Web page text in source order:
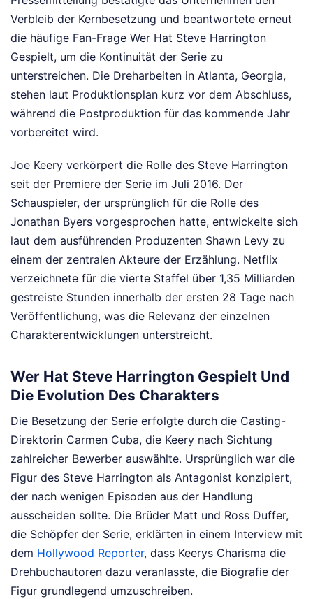
Verbleib der Kernbesetzung und beantwortete erneut
die häufige Fan-Frage Wer Hat Steve Harrington
Gespielt, um die Kontinuität der Serie zu
unterstreichen. Die Dreharbeiten in Atlanta, Georgia,
stehen laut Produktionsplan kurz vor dem Abschluss,
während die Postproduktion für das kommende Jahr
vorbereitet wird.
Joe Keery verkörpert die Rolle des Steve Harrington
seit der Premiere der Serie im Juli 2016. Der
Schauspieler, der ursprünglich für die Rolle des
Jonathan Byers vorgesprochen hatte, entwickelte sich
laut dem ausführenden Produzenten Shawn Levy zu
einem der zentralen Akteure der Erzählung. Netflix
verzeichnete für die vierte Staffel über 1,35 Milliarden
gestreiste Stunden innerhalb der ersten 28 Tage nach
Veröffentlichung, was die Relevanz der einzelnen
Charakterentwicklungen unterstreicht.
Wer Hat Steve Harrington Gespielt Und
Die Evolution Des Charakters
Die Besetzung der Serie erfolgte durch die Casting-
Direktorin Carmen Cuba, die Keery nach Sichtung
zahlreicher Bewerber auswählte. Ursprünglich war die
Figur des Steve Harrington als Antagonist konzipiert,
der nach wenigen Episoden aus der Handlung
ausscheiden sollte. Die Brüder Matt und Ross Duffer,
die Schöpfer der Serie, erklärten in einem Interview mit
dem Hollywood Reporter, dass Keerys Charisma die
Drehbuchautoren dazu veranlasste, die Biografie der
Figur grundlegend umzuschreiben.